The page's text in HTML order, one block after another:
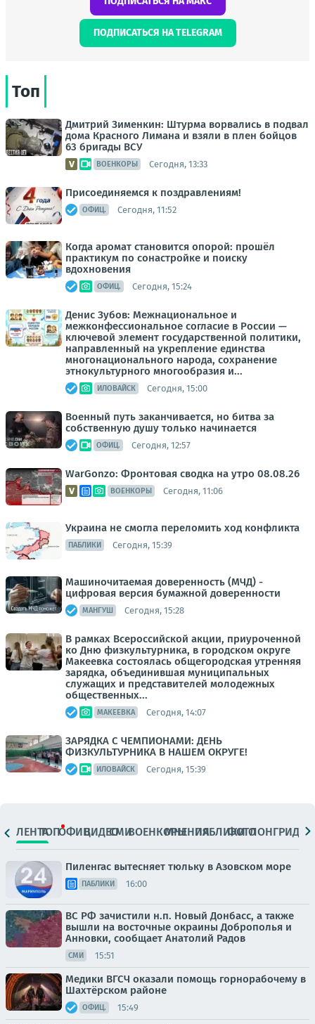
ПОДПИСАТЬСЯ НА TELEGRAM
Топ
Дмитрий Зименкин: Штурма ворвались в подвал
дома Красного Лимана и взяли в плен бойцов
63 бригады ВСУ
ВОЕНКОРЫ Сегодня, 13:33
Присоединяемся к поздравлениям!
ОФИЦ. Сегодня, 11:52
Когда аромат становится опорой: прошёл
практикум по сонастройке и поиску
вдохновения
ОФИЦ. Сегодня, 15:24
Денис Зубов: Межнациональное и
межконфессиональное согласие в России —
ключевой элемент государственной политики,
направленный на укрепление единства
многонационального народа, сохранение
этнокультурного многообразия и...
ИЛОВАЙСК Сегодня, 15:00
Военный путь заканчивается, но битва за
собственную душу только начинается
ОФИЦ. Сегодня, 12:57
WarGonzo: Фронтовая сводка на утро 08.08.26
ВОЕНКОРЫ Сегодня, 11:06
Украина не смогла переломить ход конфликта
ПАБЛИКИ Сегодня, 15:39
Машиночитаемая доверенность (МЧД) -
цифровая версия бумажной доверенности
МАНГУШ Сегодня, 15:28
В рамках Всероссийской акции, приуроченной
ко Дню физкультурника, в городском округе
Макеевка состоялась общегородская утренняя
зарядка, объединившая муниципальных
служащих и представителей молодежных
общественных...
МАКЕЕВКА Сегодня, 14:07
ЗАРЯДКА С ЧЕМПИОНАМИ: ДЕНЬ
ФИЗКУЛЬТУРНИКА В НАШЕМ ОКРУГЕ!
ИЛОВАЙСК Сегодня, 15:39
ЛЕНТАТОПОФИЦ.ВИДЕОСМИВОЕНКОРЫМНЕНИЯПАБЛИКИ
ФОТОЛОНГРИДЫ
Пиленгас вытесняет тюльку в Азовском море
ПАБЛИКИ 16:00
ВС РФ зачистили н.п. Новый Донбасс, а также
вышли на восточные окраины Доброполья и
Анновки, сообщает Анатолий Радов
СМИ 15:51
Медики ВГСЧ оказали помощь горнорабочему в
Шахтёрском районе
ОФИЦ. 15:49